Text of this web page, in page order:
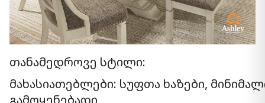
თანამედროვე სტილი:
მახასიათებლები: სუფთა ხაზები,
გამოყენებადი